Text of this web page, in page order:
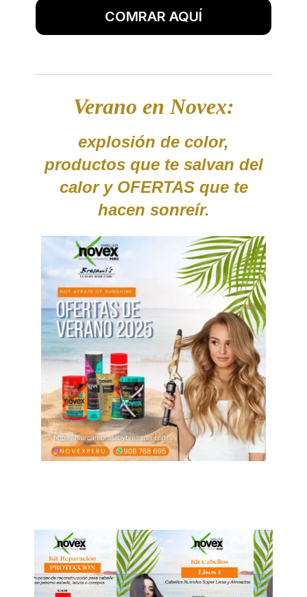
COMRAR AQUÍ
Verano en Novex:
explosión de color,
productos que te salvan del
calor y OFERTAS que te
hacen sonreír.